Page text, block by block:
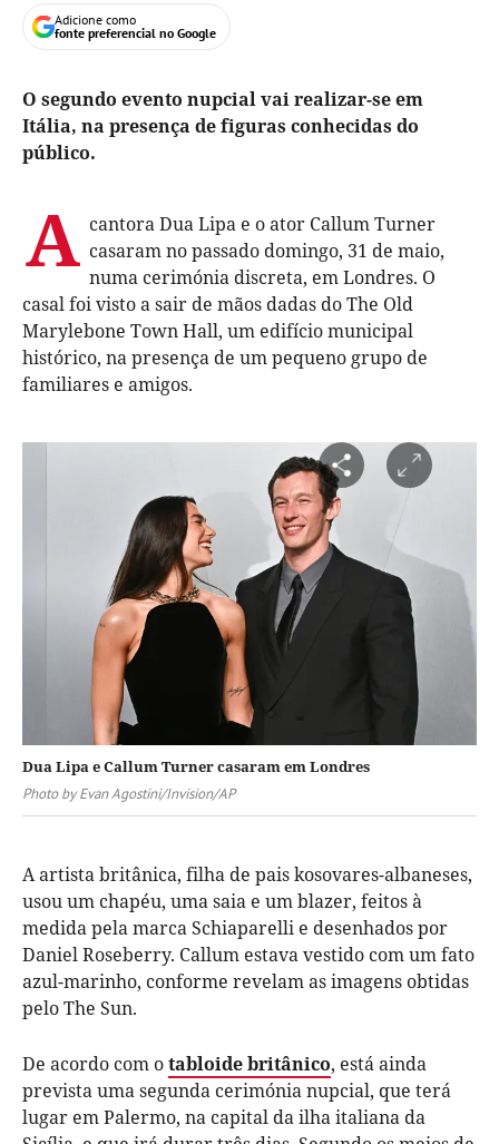
Adicione como
fonte preferencial no Google
O segundo evento nupcial vai realizar-se em
Itália, na presença de figuras conhecidas do
público.
A cantora Dua Lipa e o ator Callum Turner
casaram no passado domingo, 31 de maio,
numa cerimónia discreta, em Londres. O
casal foi visto a sair de mãos dadas do The Old
Marylebone Town Hall, um edifício municipal
histórico, na presença de um pequeno grupo de
familiares e amigos.
Dua Lipa e Callum Turner casaram em Londres
Photo by Evan Agostini/Invision/AP
A artista britânica, filha de pais kosovares-albaneses,
usou um chapéu, uma saia e um blazer, feitos à
medida pela marca Schiaparelli e desenhados por
Daniel Roseberry. Callum estava vestido com um fato
azul-marinho, conforme revelam as imagens obtidas
pelo The Sun.
De acordo com otabloide britânico, está ainda
prevista uma segunda cerimónia nupcial, que terá
lugar em Palermo, na capital da ilha italiana da